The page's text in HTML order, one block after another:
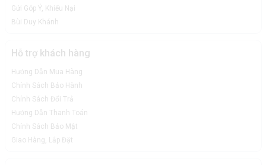
Gửi Góp Ý, Khiếu Nại
Bùi Duy Khánh
Hỗ trợ khách hàng
Hướng Dẫn Mua Hàng
Chính Sách Bảo Hành
Chính Sách Đổi Trả
Hướng Dẫn Thanh Toán
Chính Sách Bảo Mật
Giao Hàng, Lắp Đặt